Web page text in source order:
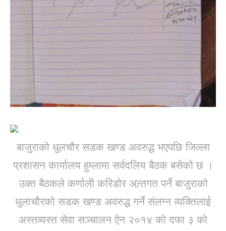
बाजुराको धुलचौर सडक खण्ड अवरुद्ध भएपछि जिल्ला
प्रशासन कार्यालय हुम्लामा सर्वदलिय बैठक बसेको छ ।
उक्त बैठकले कर्णाली करिडोर अन्र्तगत पर्ने बाजुराको
धुलाचौरको सडक खण्ड अवरुद्ध गर्ने संलग्न व्यक्तिलाई
अस्तव्यस्त सेवा सञ्चालन ऐन २०१४ को दफा ३ को